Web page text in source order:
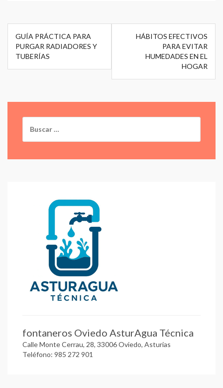
Navegación
de
entradas
GUÍA PRÁCTICA PARA
PURGAR RADIADORES Y
TUBERÍAS
HÁBITOS EFECTIVOS
PARA EVITAR
HUMEDADES EN EL
HOGAR
fontaneros Oviedo AsturAgua Técnica
Calle Monte Cerrau, 28, 33006 Oviedo, Asturias
Teléfono: 985 272 901